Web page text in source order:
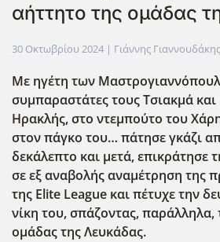
αήττητο της ομάδας
30 Οκτωβρίου 2024 | Γιάννης
Με ηγέτη των
συμπαραστάτες τους Τσιακμά
Ηρακλής, στο ντεμπούτο του
στον πάγκο του… πάτησε γκάζι
δεκάλεπτο και μετά, επικράτησε
σε εξ αναβολής αναμέτρηση της
της Elite League και πέτυχε την
νίκη του, σπάζοντας, παράλληλα,
ομάδας της Λευκάδας.